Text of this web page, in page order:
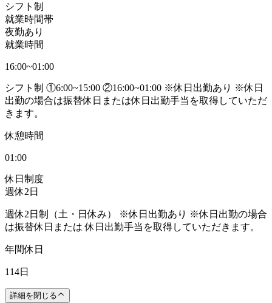
シフト制
就業時間帯
夜勤あり
就業時間
16:00~01:00
シフト制 ①6:00~15:00 ②16:00~01:00 ※休日出勤あり ※休日
出勤の場合は振替休日または休日出勤手当を取得していただ
きます。
休憩時間
01:00
休日制度
週休2日
週休2日制（土・日休み） ※休日出勤あり ※休日出勤の場合
は振替休日または 休日出勤手当を取得していただきます。
年間休日
114日
詳細を閉じる